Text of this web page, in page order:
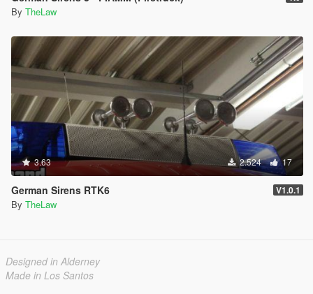
By TheLaw
3.63 2.524 17
German Sirens RTK6 V1.0.1
By TheLaw
Designed in Alderney
Made in Los Santos